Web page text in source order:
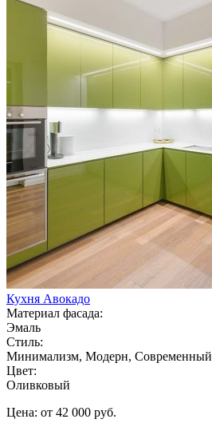
Кухня Авокадо
Материал фасада:
Эмаль
Стиль:
Минимализм, Модерн, Современный
Цвет:
Оливковый
Цена: от 42 000 руб.